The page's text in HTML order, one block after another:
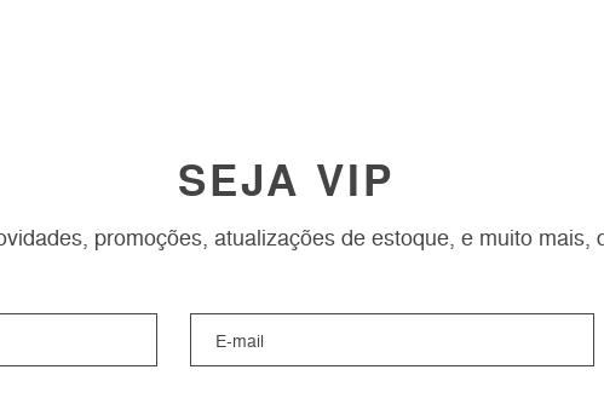
SEJA VIP
promoções, atualizações de estoque, e muito mais,